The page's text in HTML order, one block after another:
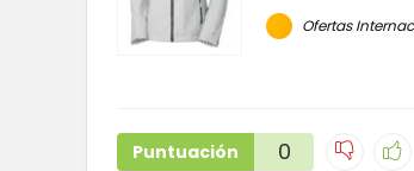
Ofertas
Puntuación 0